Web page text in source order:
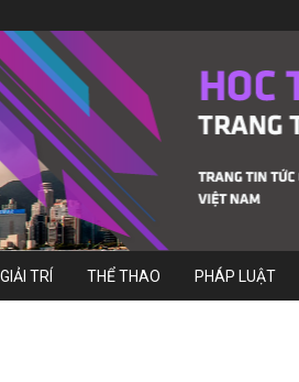
GIẢI TRÍ THỂ THAO PHÁP LUẬT